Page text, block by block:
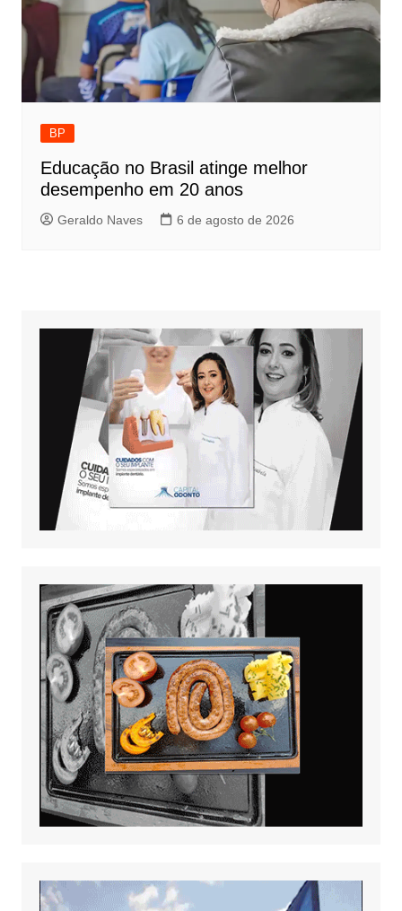
BP
Educação no Brasil atinge melhor
desempenho em 20 anos
Geraldo Naves 6 de agosto de 2026